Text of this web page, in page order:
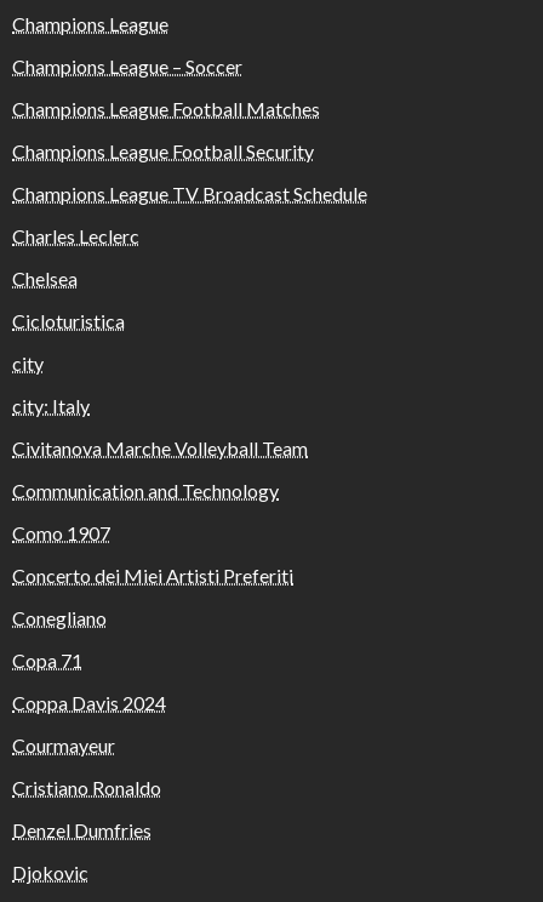
Champions League
Champions League – Soccer
Champions League Football Matches
Champions League Football Security
Champions League TV Broadcast Schedule
Charles Leclerc
Chelsea
Cicloturistica
city
city: Italy
Civitanova Marche Volleyball Team
Communication and Technology
Como 1907
Concerto dei Miei Artisti Preferiti
Conegliano
Copa 71
Coppa Davis 2024
Courmayeur
Cristiano Ronaldo
Denzel Dumfries
Djokovic